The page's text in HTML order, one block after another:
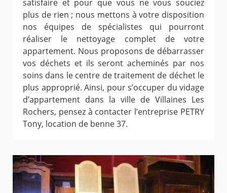
satisfaire et pour que vous ne vous souciez
plus de rien ; nous mettons à votre disposition
nos équipes de spécialistes qui pourront
réaliser le nettoyage complet de votre
appartement. Nous proposons de débarrasser
vos déchets et ils seront acheminés par nos
soins dans le centre de traitement de déchet le
plus approprié. Ainsi, pour s’occuper du vidage
d’appartement dans la ville de Villaines Les
Rochers, pensez à contacter l’entreprise PETRY
Tony, location de benne 37.